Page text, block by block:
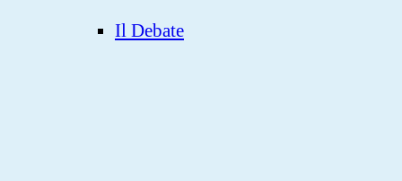
Il Debate